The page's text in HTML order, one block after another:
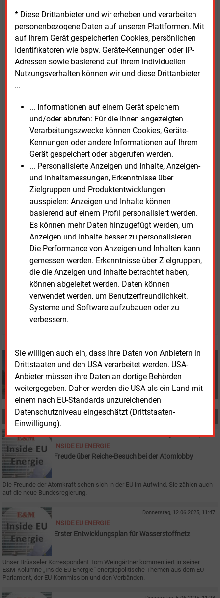
* Diese Drittanbieter und wir erheben und verarbeiten
personenbezogene Daten auf unseren Plattformen. Mit
auf Ihrem Gerät gespeicherten Cookies, persönlichen
Identifikatoren wie bspw. Geräte-Kennungen oder IP-
Adressen sowie basierend auf Ihrem individuellen
Nutzungsverhalten können wir und diese Drittanbieter
...
... Informationen auf einem Gerät speichern
und/oder abrufen: Für die Ihnen angezeigten
Verarbeitungszwecke können Cookies, Geräte-
Kennungen oder andere Informationen auf Ihrem
Gerät gespeichert oder abgerufen werden.
... Personalisierte Anzeigen und Inhalte, Anzeigen-
und Inhaltsmessungen, Erkenntnisse über
Zielgruppen und Produktentwicklungen
ausspielen: Anzeigen und Inhalte können
basierend auf einem Profil personalisiert werden.
Es können mehr Daten hinzugefügt werden, um
Anzeigen und Inhalte besser zu personalisieren.
Die Performance von Anzeigen und Inhalten kann
gemessen werden. Erkenntnisse über Zielgruppen,
die die Anzeigen und Inhalte betrachtet haben,
können abgeleitet werden. Daten können
verwendet werden, um Benutzerfreundlichkeit,
Systeme und Software aufzubauen oder zu
verbessern.
Sie willigen auch ein, dass Ihre Daten von Anbietern in
Drittstaaten und den USA verarbeitet werden. USA-
Anbieter müssen ihre Daten an dortige Behörden
weitergegeben. Daher werden die USA als ein Land mit
einem nach EU-Standards unzureichenden
Datenschutzniveau eingeschätzt (Drittstaaten-
Einwilligung).
Sprecher, Michael Bloss, hat in dieser Woche noch
einmal eindringlich davor gewarnt, den Unternehmen
den Ausweg über den Artikel 6 des Pariser
Klimaabkommens zu eröffnen. Die danach
angebotenen Zertifikate seien nicht zuverlässig und
gäben keine Gewähr für wirksamen Klimaschutz. Er
Reduktionen sechs Mal höher seien als die
tatsächlichen Beiträge zum Klimaschutz.
Die Möglichkeit, Zertifikate aus Drittstaaten zu
erwerben und im Rahmen des europäischen
Emissionshandels geltend zu machen, könne zu
einem erneuten Preisverfall im ETS führen und
zerstöre die Anreize, in die Transformation der
europäischen Industrie und Energiewirtschaft zu
investieren. Bloss geht davon aus, dass Strom aus
grünem Wasserstoff erst bei einem CO2-Preis von
200 Euro pro Tonne wettbewerbsfähig würde. Eine
Öffnung des ETS für Zertifikate aus Drittstaaten
würde dieses Preisniveau verhindern.
Tom Weing�rtner
© 2026 Energie & Management GmbH
Tom Weingärtner
+49 (0) 8152 9311 0
info@energie-und-management.de
MEHR ZUM THEMA
Donnerstag, 19.06.2025, 10:26
INSIDE EU ENERGIE
Freude über Reiche-Besuch bei der Atomlobby
Die Freunde der Atomkraft sehen sich in der EU im Aufwind. Sie zählen auch
auf die neue Bundesregierung.
Donnerstag, 12.06.2025, 11:47
INSIDE EU ENERGIE
Erster Entwicklungsplan für Wasserstoffnetz
Unser Brüsseler Korrespondent Tom Weingärtner kommentiert in seiner
E&M-Kolumne „Inside EU Energie“ energiepolitische Themen aus dem EU-
Parlament, der EU-Kommission und den Verbänden.